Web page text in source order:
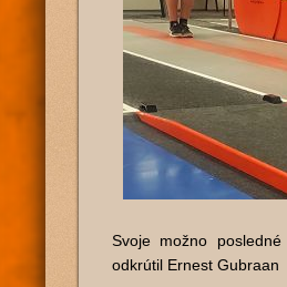
Svoje možno
odkrútil Ernest Gubraan